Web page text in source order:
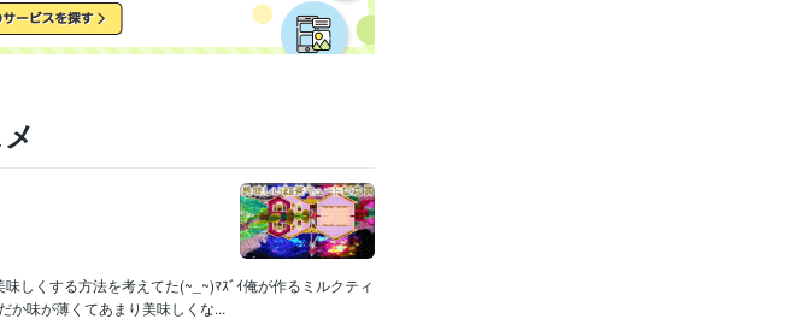
しくする方法を考えてた(~_~)ﾏｽﾞｲ俺が作るミルクティ
か味が薄くてあまり美味しくな...